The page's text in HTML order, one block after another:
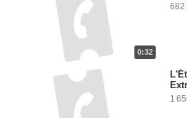
0:32
682
1